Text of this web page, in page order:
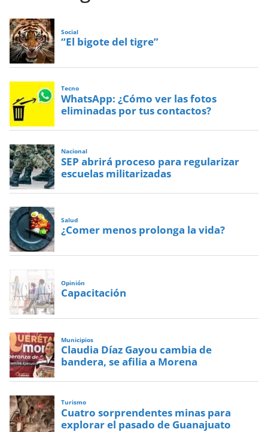
Social
“El bigote del tigre”
Tecno
WhatsApp: ¿Cómo ver las fotos
eliminadas por tus contactos?
Nacional
SEP abrirá proceso para regularizar
escuelas militarizadas
Salud
¿Comer menos prolonga la vida?
Opinión
Capacitación
Municipios
Claudia Díaz Gayou cambia de
bandera, se afilia a Morena
Turismo
Cuatro sorprendentes minas para
explorar el pasado de Guanajuato